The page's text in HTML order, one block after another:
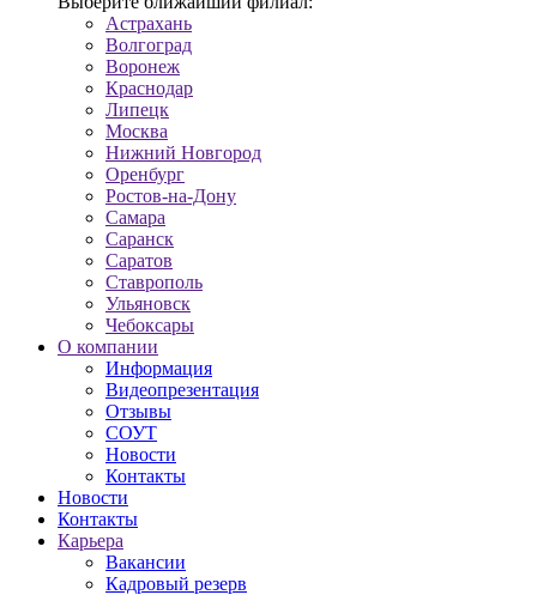
Астрахань
Волгоград
Воронеж
Краснодар
Липецк
Москва
Нижний Новгород
Оренбург
Ростов-на-Дону
Самара
Саранск
Саратов
Ставрополь
Ульяновск
Чебоксары
О компании
Информация
Видеопрезентация
Отзывы
СОУТ
Новости
Контакты
Новости
Контакты
Карьера
Вакансии
Кадровый резерв